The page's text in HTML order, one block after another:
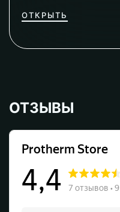
ОТКРЫТЬ
ОТЗЫВЫ